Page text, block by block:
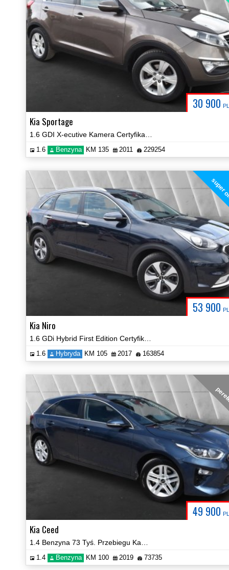
30 900
Kia Sportage
1.6 Benzyna KM 135 2011 229254
53 900
Kia Niro
1.6 Hybryda KM 105 2017 163854
49 900
Kia Ceed
1.4 Benzyna KM 100 2019 73735